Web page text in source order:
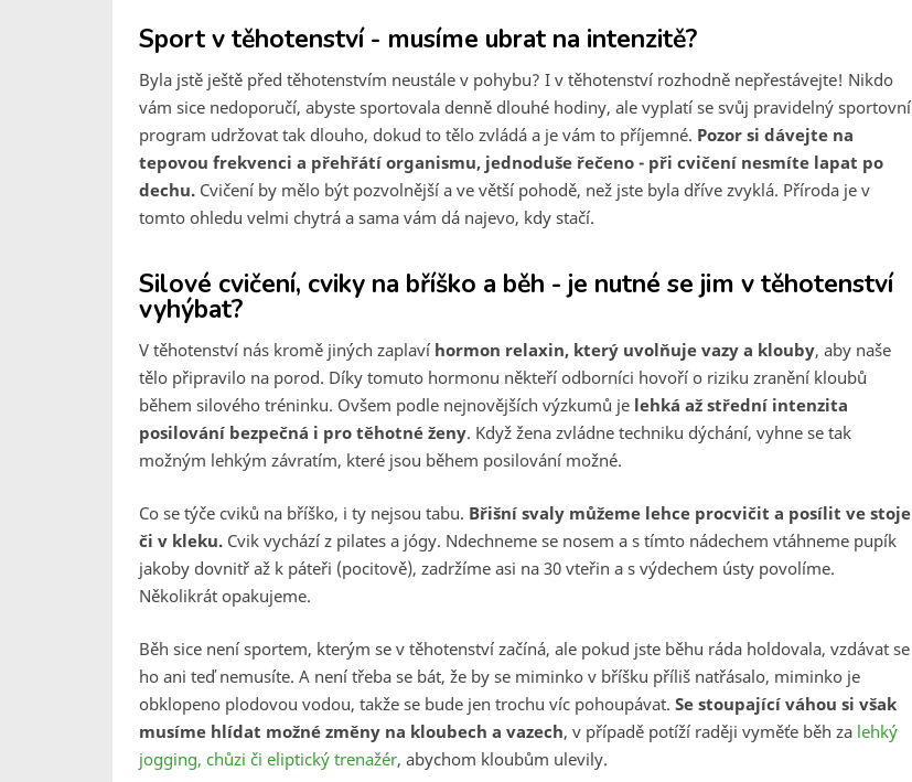
Sport v těhotenství - musíme ubrat na intenzitě?
Byla jstě ještě před těhotenstvím neustále v pohybu? I v těhotenství rozhodně nepřestávejte! Nikdo
vám sice nedoporučí, abyste sportovala denně dlouhé hodiny, ale vyplatí se svůj pravidelný sportovní
program udržovat tak dlouho, dokud to tělo zvládá a je vám to příjemné. Pozor si dávejte na
tepovou frekvenci a přehřátí organismu, jednoduše řečeno - při cvičení nesmíte lapat po
dechu. Cvičení by mělo být pozvolnější a ve větší pohodě, než jste byla dříve zvyklá. Příroda je v
tomto ohledu velmi chytrá a sama vám dá najevo, kdy stačí.
Silové cvičení, cviky na bříško a běh - je nutné se jim v těhotenství
vyhýbat?
V těhotenství nás kromě jiných zaplaví hormon relaxin, který uvolňuje vazy a klouby, aby naše
tělo připravilo na porod. Díky tomuto hormonu někteří odborníci hovoří o riziku zranění kloubů
během silového tréninku. Ovšem podle nejnovějších výzkumů je lehká až střední intenzita
posilování bezpečná i pro těhotné ženy. Když žena zvládne techniku dýchání, vyhne se tak
možným lehkým závratím, které jsou během posilování možné.
Co se týče cviků na bříško, i ty nejsou tabu. Břišní svaly můžeme lehce procvičit a posílit ve stoje
či v kleku. Cvik vychází z pilates a jógy. Ndechneme se nosem a s tímto nádechem vtáhneme pupík
jakoby dovnitř až k páteři (pocitově), zadržíme asi na 30 vteřin a s výdechem ústy povolíme.
Několikrát opakujeme.
Běh sice není sportem, kterým se v těhotenství začíná, ale pokud jste běhu ráda holdovala, vzdávat se
ho ani teď nemusíte. A není třeba se bát, že by se miminko v bříšku příliš natřásalo, miminko je
obklopeno plodovou vodou, takže se bude jen trochu víc pohoupávat. Se stoupající váhou si však
musíme hlídat možné změny na kloubech a vazech, v případě potíží raději vyměťe běh za lehký
jogging, chůzi či eliptický trenažér, abychom kloubům ulevily.